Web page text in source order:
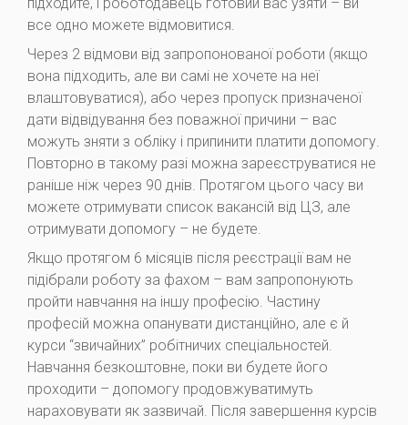
все одно можете відмовитися.
Через 2 відмови від запропонованої роботи (якщо
вона підходить, але ви самі не хочете на неї
влаштовуватися), або через пропуск призначеної
дати відвідування без поважної причини – вас
можуть зняти з обліку і припинити платити допомогу.
Повторно в такому разі можна зареєструватися не
раніше ніж через 90 днів. Протягом цього часу ви
можете отримувати список вакансій від ЦЗ, але
отримувати допомогу – не будете.
Якщо протягом 6 місяців після реєстрації вам не
підібрали роботу за фахом – вам запропонують
пройти навчання на іншу професію. Частину
професій можна опанувати дистанційно, але є й
курси “звичайних” робітничих спеціальностей.
Навчання безкоштовне, поки ви будете його
проходити – допомогу продовжуватимуть
нараховувати як зазвичай. Після завершення курсів